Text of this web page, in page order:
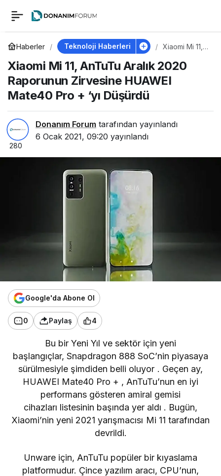
Haberler Teknoloji Haberleri
Xiaomi Mi 11,
2020
Raporunun
Zirvesine
Xiaomi Mi 11, AnTuTu Aralık 2020
Raporunun Zirvesine HUAWEI
Mate40 Pro + ‘yı Düşürdü
Donanım Forum tarafından yayınlandı
6 Ocak 2021, 09:20 yayınlandı
280
Google'da Abone Ol
0 Paylaş 4
Bu bir Yeni Yıl ve sektör için yeni
başlangıçlar, Snapdragon 888 SoC’nin piyasaya
sürülmesiyle şimdiden belli oluyor . Geçen ay,
HUAWEI Mate40 Pro + , AnTuTu’nun en iyi
performans gösteren amiral gemisi
cihazları listesinin başında yer aldı . Bugün,
Xiaomi’nin yeni 2021 yarışmacısı Mi 11 tarafından
devrildi.
Unware için, AnTuTu popüler bir kıyaslama
platformudur. Çince yazılım aracı, CPU’nun,
Xiaomi Mi 11, AnTuTu
Aralık 2020
Raporunun Zirvesine
HUAWEI Mate40 Pro
+ ‘yı Düşürdü